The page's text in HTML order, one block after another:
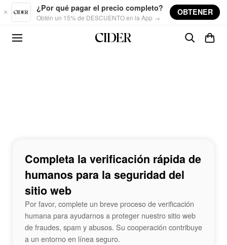
Skip to main content
¿Por qué pagar el precio completo?
Obtén un 15% de DESCUENTO en la App →
OBTENER
Completa la verificación rápida de
humanos para la seguridad del
sitio web
Por favor, complete un breve proceso de verificación
humana para ayudarnos a proteger nuestro sitio web
de fraudes, spam y abusos. Su cooperación contribuye
a un entorno en línea seguro.